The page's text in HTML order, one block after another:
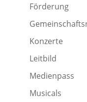
Förderung
Konzerte
Leitbild
Medienpass
Musicals